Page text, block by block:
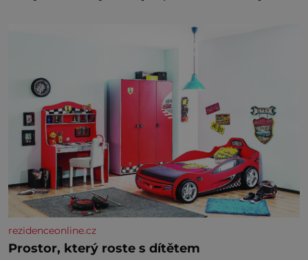
dávných lidí nesmírně dobře zachovalá, přičítají
odborníci zdejším klimatickým podmínkám. Sucho,
rezidenceonline.cz
Prostor, který roste s dítětem